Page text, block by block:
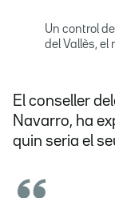
Un control
del Vallès, el
El conseller
Navarro, ha
quin seria el